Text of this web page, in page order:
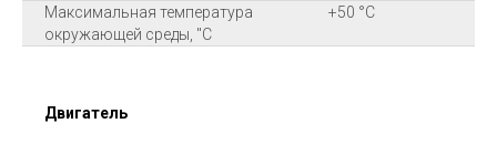
Максимальная температура
окружающей среды, "С
+50 °C
Двигатель